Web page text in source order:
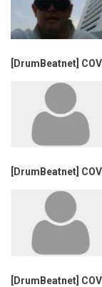
[DrumBeatnet]
[DrumBeatnet]
[DrumBeatnet]